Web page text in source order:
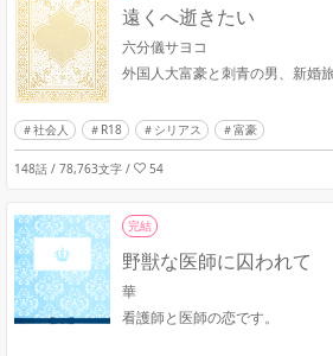
遠くへ逝きたい
六分儀サヨコ
外国人大富豪と刺青の男、新婚
社会人 R18 シリアス 富豪
148話 / 78,763文字 / 54
完結
野獣な医師に囚われて
華
看護師と医師の恋です。